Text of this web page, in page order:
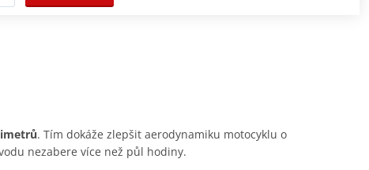
. Tím dokáže zlepšit aerodynamiku motocyklu o
nezabere více než půl hodiny.